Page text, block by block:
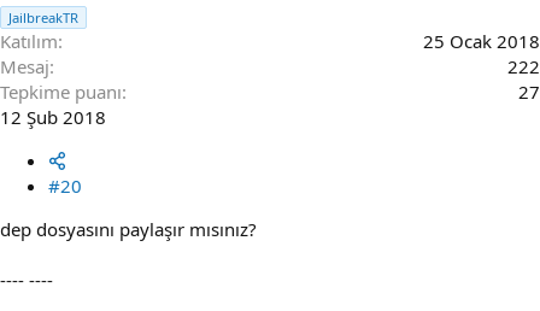
JailbreakTR
Katılım
25 Ocak 2018
Mesaj
222
Tepkime puanı
27
12 Şub 2018
#20
dep dosyasını paylaşır mısınız?
---- ----